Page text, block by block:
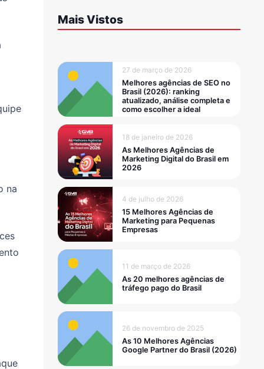
na
Mais Vistos
27 de março de 2026
Melhores agências de SEO no
Brasil (2026): ranking
atualizado, análise completa e
como escolher a ideal
18 de janeiro de 2026
As Melhores Agências de
Marketing Digital do Brasil em
2026
4 de julho de 2026
15 Melhores Agências de
Marketing para Pequenas
Empresas
11 de março de 2026
As 20 melhores agências de
tráfego pago do Brasil
26 de novembro de 2025
As 10 Melhores Agências
Google Partner do Brasil (2026)